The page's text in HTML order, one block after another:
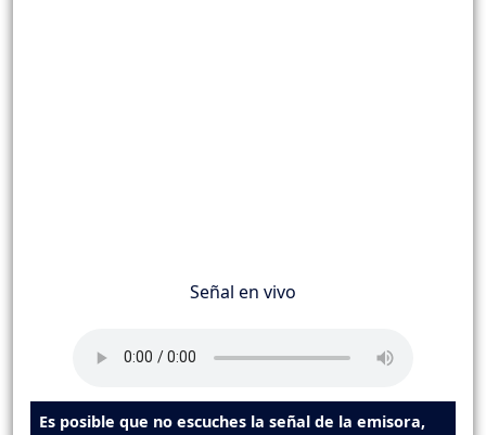
Señal en vivo
Es posible que no escuches la señal de la emisora,